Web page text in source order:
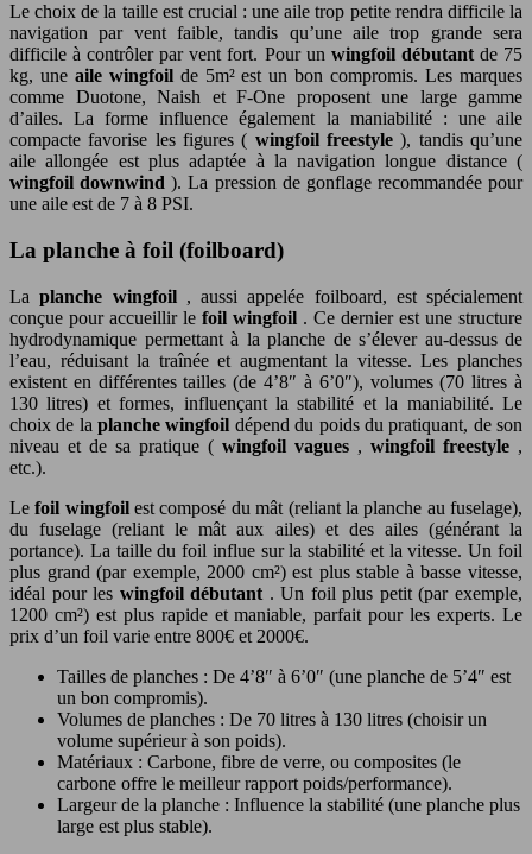
Le choix de la taille est crucial : une aile trop petite rendra difficile la
navigation par vent faible, tandis qu’une aile trop grande sera
difficile à contrôler par vent fort. Pour un wingfoil débutant de 75
kg, une aile wingfoil de 5m² est un bon compromis. Les marques
comme Duotone, Naish et F-One proposent une large gamme
d’ailes. La forme influence également la maniabilité : une aile
compacte favorise les figures ( wingfoil freestyle), tandis qu’une
aile allongée est plus adaptée à la navigation longue distance (
wingfoil downwind). La pression de gonflage recommandée pour
une aile est de 7 à 8 PSI.
La planche à foil (foilboard)
Laplanche wingfoil , aussi appelée foilboard, est spécialement
conçue pour accueillir le foil wingfoil . Ce dernier est une structure
hydrodynamique permettant à la planche de s’élever au-dessus de
l’eau, réduisant la traînée et augmentant la vitesse. Les planches
existent en différentes tailles (de 4’8″ à 6’0″), volumes (70 litres à
130 litres) et formes, influençant la stabilité et la maniabilité. Le
choix de laplanche wingfoil dépend du poids du pratiquant, de son
niveau et de sa pratique ( wingfoil vagues , wingfoil freestyle ,
etc.).
Lefoil wingfoilest composé du mât (reliant la planche au fuselage),
du fuselage (reliant le mât aux ailes) et des ailes (générant la
portance). La taille du foil influe sur la stabilité et la vitesse. Un foil
plus grand (par exemple, 2000 cm²) est plus stable à basse vitesse,
idéal pour les wingfoil débutant . Un foil plus petit (par exemple,
1200 cm²) est plus rapide et maniable, parfait pour les experts. Le
prix d’un foil varie entre 800€ et 2000€.
Tailles de planches : De 4’8″ à 6’0″ (une planche de 5’4″ est
un bon compromis).
Volumes de planches : De 70 litres à 130 litres (choisir un
volume supérieur à son poids).
Matériaux : Carbone, fibre de verre, ou composites (le
carbone offre le meilleur rapport poids/performance).
Largeur de la planche : Influence la stabilité (une planche plus
large est plus stable).